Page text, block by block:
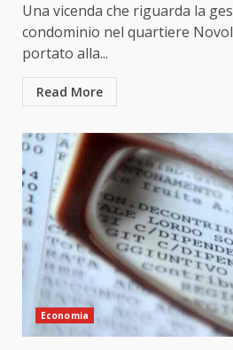
Una vicenda che riguarda la
condominio nel quartiere
portato alla...
Read More
Economia